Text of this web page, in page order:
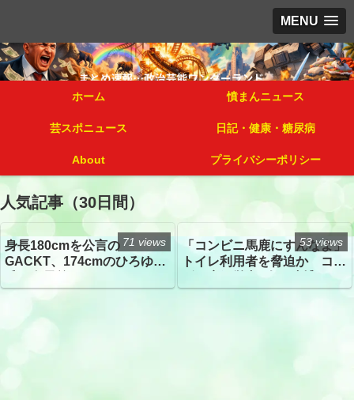
MENU
ホーム 憤まんニュース
芸スポニュース 日記・健康・糖尿病
About プライバシーポリシー
人気記事（30日間）
身長180cmを公言の
GACKT、174cmのひろゆき
トざわつき イベントでの写
71 views
「コンビニ馬鹿にすんなよ」
トイレ利用者を脅迫か コン
53 views